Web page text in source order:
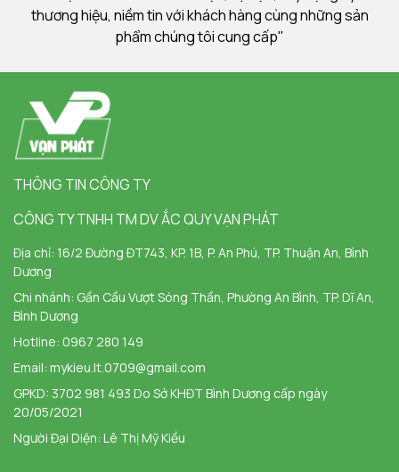
thương hiệu, niềm tin với khách hàng cùng những sản
phẩm chúng tôi cung cấp"
THÔNG TIN CÔNG TY
CÔNG TY TNHH TM DV ẮC QUY VẠN PHÁT
Địa chỉ: 16/2 Đường ĐT743, KP. 1B, P. An Phú, TP. Thuận An, Bình
Dương
Chi nhánh: Gần Cầu Vượt Sóng Thần, Phường An Bình, TP. Dĩ An,
Bình Dương
Hotline: 0967 280 149
Email: mykieu.lt.0709@gmail.com
GPKD: 3702 981 493 Do Sở KHĐT Bình Dương cấp ngày
20/05/2021
Người Đại Diện: Lê Thị Mỹ Kiều